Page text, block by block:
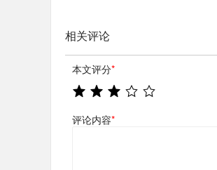
相关评论
本文评分*
评论内容*